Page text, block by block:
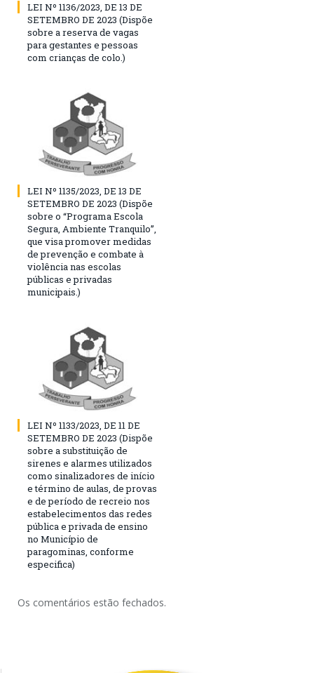
LEI Nº 1136/2023, DE 13 DE
SETEMBRO DE 2023 (Dispõe
sobre a reserva de vagas
para gestantes e pessoas
com crianças de colo.)
LEI Nº 1135/2023, DE 13 DE
SETEMBRO DE 2023 (Dispõe
sobre o “Programa Escola
Segura, Ambiente Tranquilo”,
que visa promover medidas
de prevenção e combate à
violência nas escolas
públicas e privadas
municipais.)
LEI Nº 1133/2023, DE 11 DE
SETEMBRO DE 2023 (Dispõe
sobre a substituição de
sirenes e alarmes utilizados
como sinalizadores de início
e término de aulas, de provas
e de período de recreio nos
estabelecimentos das redes
pública e privada de ensino
no Município de
paragominas, conforme
especifica)
Os comentários estão fechados.